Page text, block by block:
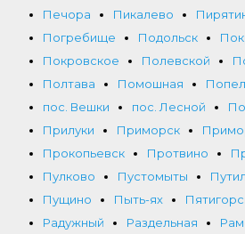
Печора
Пикалево
Погребище
Подольск
Покровское
Полевской
Полтава
Помошная
пос. Вешки
пос. Лесной
Прилуки
Приморск
Прокопьевск
Протвино
Пулково
Пустомыты
Пущино
Пыть-ях
Радужный
Раздельная